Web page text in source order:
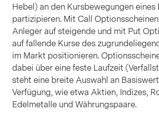
Hebel) an den Kursbewegungen eines
partizipieren. Mit Call
Anleger auf steigende und mit Put
auf fallende Kurse des
im Markt positionieren.
dabei über eine feste Laufzeit
steht eine breite Auswahl an
Verfügung, wie etwa Aktien, Indizes,
Edelmetalle und Währungspaare.